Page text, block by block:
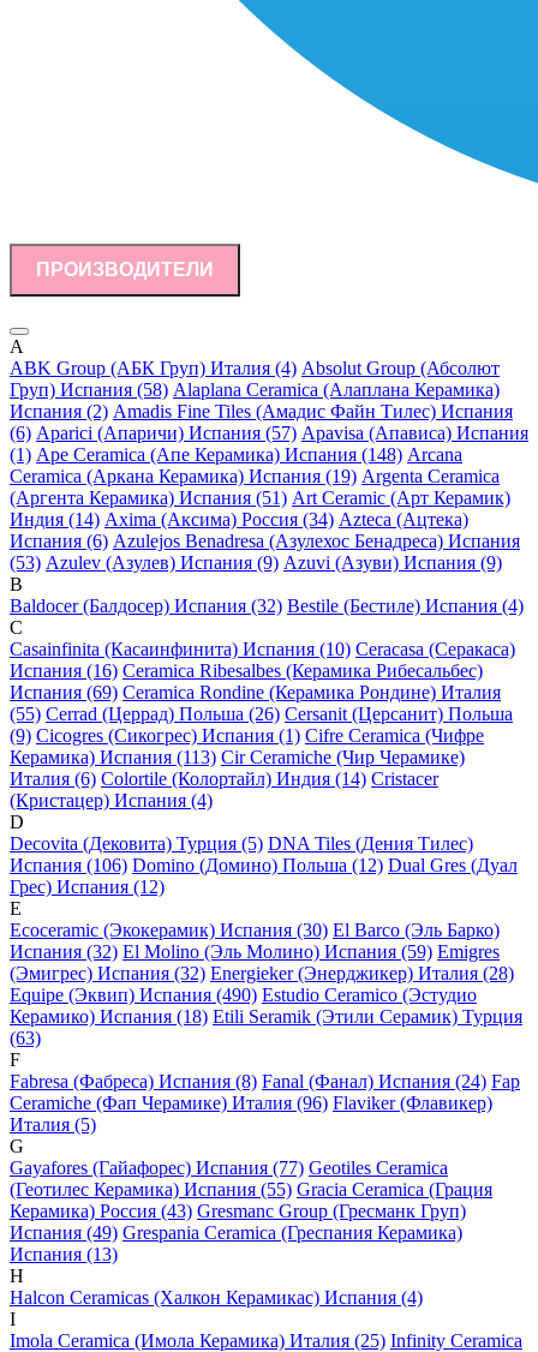
ПРОИЗВОДИТЕЛИ
A
ABK Group (АБК Груп) Италия (4) Absolut Group (Абсолют
Груп) Испания (58) Alaplana Ceramica (Алаплана Керамика)
Испания (2) Amadis Fine Tiles (Амадис Файн Тилес) Испания
(6) Aparici (Апаричи) Испания (57) Apavisa (Апависа) Испания
(1) Ape Ceramica (Апе Керамика) Испания (148) Arcana
Ceramica (Аркана Керамика) Испания (19) Argenta Ceramica
(Аргента Керамика) Испания (51) Art Ceramic (Арт Керамик)
Индия (14) Axima (Аксима) Россия (34) Azteca (Ацтека)
Испания (6) Azulejos Benadresa (Азулехос Бенадреса) Испания
(53) Azulev (Азулев) Испания (9) Azuvi (Азуви) Испания (9)
B
Baldocer (Балдосер) Испания (32) Bestile (Бестиле) Испания (4)
C
Casainfinita (Касаинфинита) Испания (10) Ceracasa (Серакаса)
Испания (16) Ceramica Ribesalbes (Керамика Рибесальбес)
Испания (69) Ceramica Rondine (Керамика Рондине) Италия
(55) Cerrad (Церрад) Польша (26) Cersanit (Церсанит) Польша
(9) Cicogres (Сикогрес) Испания (1) Cifre Ceramica (Чифре
Керамика) Испания (113) Cir Ceramiche (Чир Черамике)
Италия (6) Colortile (Колортайл) Индия (14) Cristacer
(Кристацер) Испания (4)
D
Decovita (Дековита) Турция (5) DNA Tiles (Дения Тилес)
Испания (106) Domino (Домино) Польша (12) Dual Gres (Дуал
Грес) Испания (12)
E
Ecoceramic (Экокерамик) Испания (30) El Barco (Эль Барко)
Испания (32) El Molino (Эль Молино) Испания (59) Emigres
(Эмигрес) Испания (32) Energieker (Энерджикер) Италия (28)
Equipe (Эквип) Испания (490) Estudio Ceramico (Эстудио
Керамико) Испания (18) Etili Seramik (Этили Серамик) Турция
(63)
F
Fabresa (Фабреса) Испания (8) Fanal (Фанал) Испания (24) Fap
Ceramiche (Фап Черамике) Италия (96) Flaviker (Флавикер)
Италия (5)
G
Gayafores (Гайафорес) Испания (77) Geotiles Ceramica
(Геотилес Керамика) Испания (55) Gracia Ceramica (Грация
Керамика) Россия (43) Gresmanc Group (Гресманк Груп)
Испания (49) Grespania Ceramica (Греспания Керамика)
Испания (13)
H
Halcon Ceramicas (Халкон Керамикас) Испания (4)
I
Imola Ceramica (Имола Керамика) Италия (25) Infinity Ceramica